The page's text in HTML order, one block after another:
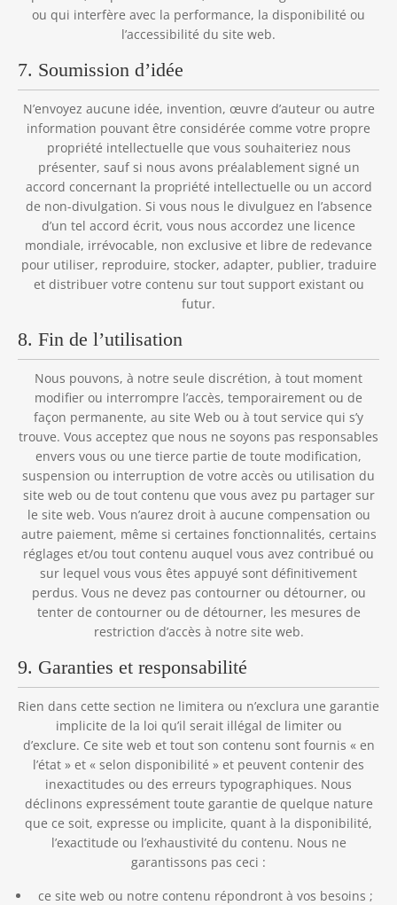
ou qui interfère avec la performance, la disponibilité ou
l’accessibilité du site web.
7. Soumission d’idée
N’envoyez aucune idée, invention, œuvre d’auteur ou autre
information pouvant être considérée comme votre propre
propriété intellectuelle que vous souhaiteriez nous
présenter, sauf si nous avons préalablement signé un
accord concernant la propriété intellectuelle ou un accord
de non-divulgation. Si vous nous le divulguez en l’absence
d’un tel accord écrit, vous nous accordez une licence
mondiale, irrévocable, non exclusive et libre de redevance
pour utiliser, reproduire, stocker, adapter, publier, traduire
et distribuer votre contenu sur tout support existant ou
futur.
8. Fin de l’utilisation
Nous pouvons, à notre seule discrétion, à tout moment
modifier ou interrompre l’accès, temporairement ou de
façon permanente, au site Web ou à tout service qui s’y
trouve. Vous acceptez que nous ne soyons pas responsables
envers vous ou une tierce partie de toute modification,
suspension ou interruption de votre accès ou utilisation du
site web ou de tout contenu que vous avez pu partager sur
le site web. Vous n’aurez droit à aucune compensation ou
autre paiement, même si certaines fonctionnalités, certains
réglages et/ou tout contenu auquel vous avez contribué ou
sur lequel vous vous êtes appuyé sont définitivement
perdus. Vous ne devez pas contourner ou détourner, ou
tenter de contourner ou de détourner, les mesures de
restriction d’accès à notre site web.
9. Garanties et responsabilité
Rien dans cette section ne limitera ou n’exclura une garantie
implicite de la loi qu’il serait illégal de limiter ou
d’exclure. Ce site web et tout son contenu sont fournis « en
l’état » et « selon disponibilité » et peuvent contenir des
inexactitudes ou des erreurs typographiques. Nous
déclinons expressément toute garantie de quelque nature
que ce soit, expresse ou implicite, quant à la disponibilité,
l’exactitude ou l’exhaustivité du contenu. Nous ne
garantissons pas ceci :
ce site web ou notre contenu répondront à vos besoins ;